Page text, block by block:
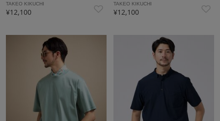
TAKEO KIKUCHI
¥12,100
TAKEO KIKUCHI
¥12,100